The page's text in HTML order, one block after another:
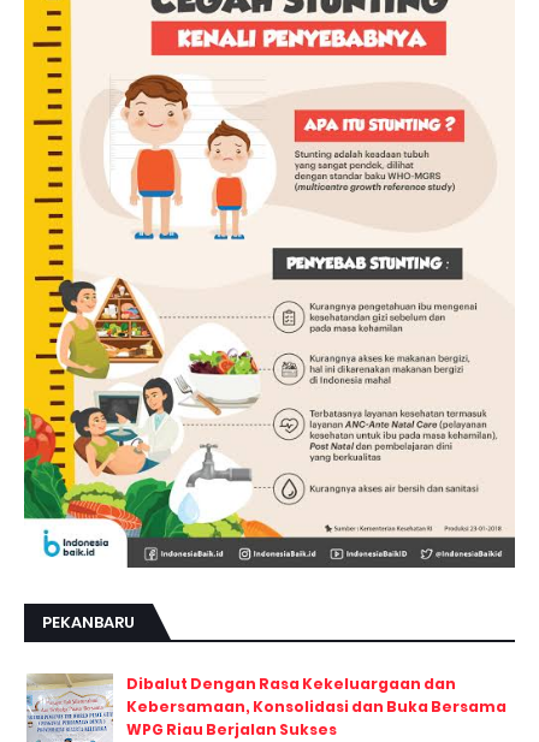
PEKANBARU
Dibalut Dengan Rasa Kekeluargaan dan
Kebersamaan, Konsolidasi dan Buka Bersama
WPG Riau Berjalan Sukses